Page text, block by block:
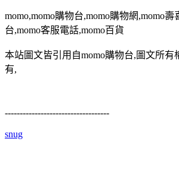
momo,momo購物台,momo購物網,momo壽
台,momo客服電話,momo百貨
本站圖文皆引用自momo購物台,圖文所有
有,
-----------------------------------
snug